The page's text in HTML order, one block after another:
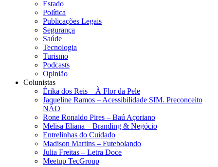
Estado
Política
Publicações Legais
Segurança
Saúde
Tecnologia
Turismo
Podcasts
Opinião
Colunistas
Érika dos Reis​ – À Flor da Pele
Jaqueline Ramos – Acessibilidade SIM. Preconceito
NÃO
Rone Ronaldo Pires – Baú Açoriano
Melisa Eliana – Branding & Negócio
Entrelinhas do Cuidado
Madison Martins – Futebolando
Julia Freitas​ – Letra Doce
Meetup TecGroup